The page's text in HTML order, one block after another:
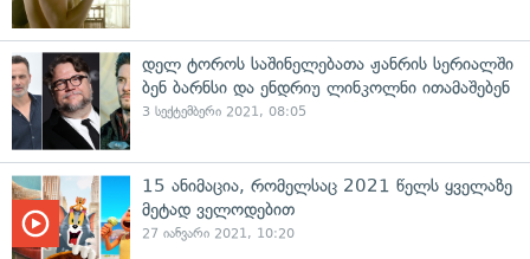
დელ ტოროს საშინელებათა ჟანრის სერიალში
ბენ ბარნსი და ენდრიუ ლინკოლნი ითამაშებენ
3 სექტემბერი 2021, 08:05
15 ანიმაცია, რომელსაც 2021 წელს ყველაზე
მეტად ველოდებით
27 იანვარი 2021, 10:20